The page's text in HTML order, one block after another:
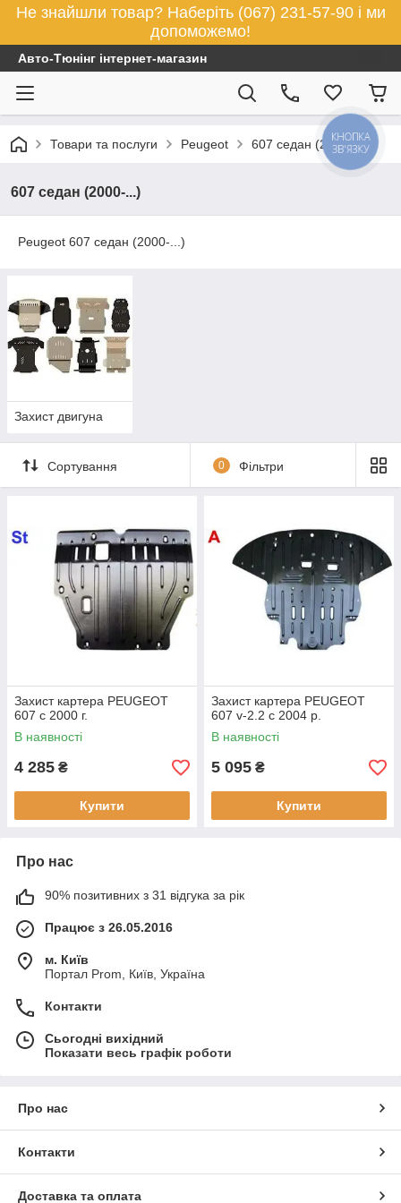
Не знайшли товар? Наберіть (067) 231-57-90 і ми
допоможемо!
Авто-Тюнінг інтернет-магазин
Товари та послуги Peugeot 607 седан (2000-...)
607 седан (2000-...)
Peugeot 607 седан (2000-...)
Захист двигуна
Сортування 0 Фільтри
Захист картера PEUGEOT
607 c 2000 г.
В наявності
4 285 ₴
Купити
Захист картера PEUGEOT
607 v-2.2 c 2004 р.
В наявності
5 095 ₴
Купити
Про нас
90% позитивних з 31 відгука за рік
Працює з 26.05.2016
м. Київ
Портал Prom, Київ, Україна
Контакти
Сьогодні вихідний
Показати весь графік роботи
Про нас
Контакти
Доставка та оплата
КНОПКА
ЗВ'ЯЗКУ